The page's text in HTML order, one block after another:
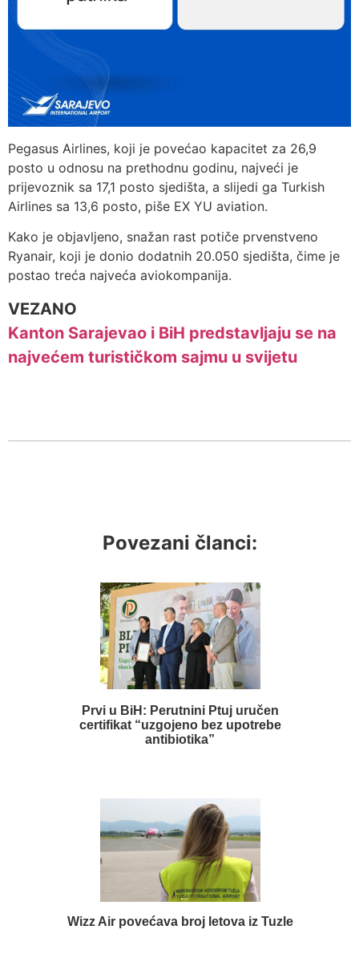
Pegasus Airlines, koji je povećao kapacitet za 26,9
posto u odnosu na prethodnu godinu, najveći je
prijevoznik sa 17,1 posto sjedišta, a slijedi ga Turkish
Airlines sa 13,6 posto, piše EX YU aviation.
Kako je objavljeno, snažan rast potiče prvenstveno
Ryanair, koji je donio dodatnih 20.050 sjedišta, čime je
postao treća najveća aviokompanija.
VEZANO
Kanton Sarajevao i BiH predstavljaju se na
najvećem turističkom sajmu u svijetu
Povezani članci:
Prvi u BiH: Perutnini Ptuj uručen
certifikat “uzgojeno bez upotrebe
antibiotika”
Wizz Air povećava broj letova iz Tuzle